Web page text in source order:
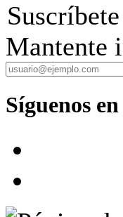
Suscríbete
Mantente
Síguenos en